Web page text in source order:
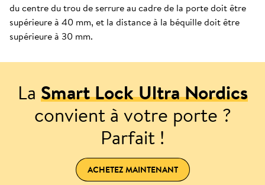
du centre du trou de serrure au cadre de la porte doit être
supérieure à 40 mm, et la distance à la béquille doit être
supérieure à 30 mm.
La Smart Lock Ultra Nordics
convient à votre porte ?
Parfait !
ACHETEZ MAINTENANT